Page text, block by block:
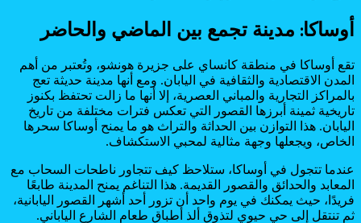
أوساكا: مدينة تجمع بين الماضي والحاضر
تقع أوساكا في منطقة كانساي على جزيرة هونشو، وتُعتبر من أهم
المدن الاقتصادية والثقافية في اليابان. ومع أنها مدينة حديثة تعج
بالمراكز التجارية والمباني العصرية، إلا أنها ما زالت تحتفظ بكنوز
تاريخية ثمينة أبرزها القصور التي تعكس فترات مختلفة من تاريخ
اليابان. هذا التوازن بين الحداثة والتراث هو ما يمنح أوساكا سحرها
الخاص، ويجعلها وجهة مثالية لمحبي الاستكشاف.
عندما تتجول في أوساكا، ستلاحظ كيف تتجاور ناطحات السحاب مع
المعابد والحدائق والقصور القديمة. هذا التناغم يمنح المدينة طابعًا
فريدًا، حيث يمكنك في يوم واحد أن تزور أحد أشهر القصور اليابانية،
ثم تنتقل إلى حي حيوي لتذوق ألذ أطباق طعام الشارع الياباني.